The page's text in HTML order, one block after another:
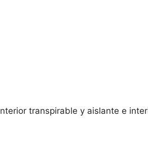
transpirable y aislante e